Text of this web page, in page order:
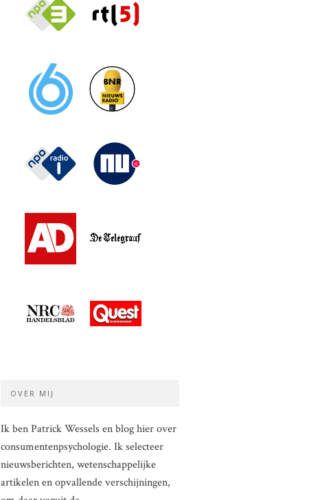
OVER MIJ
Ik ben Patrick Wessels en blog hier over
consumentenpsychologie. Ik selecteer
nieuwsberichten, wetenschappelijke
artikelen en opvallende verschijningen,